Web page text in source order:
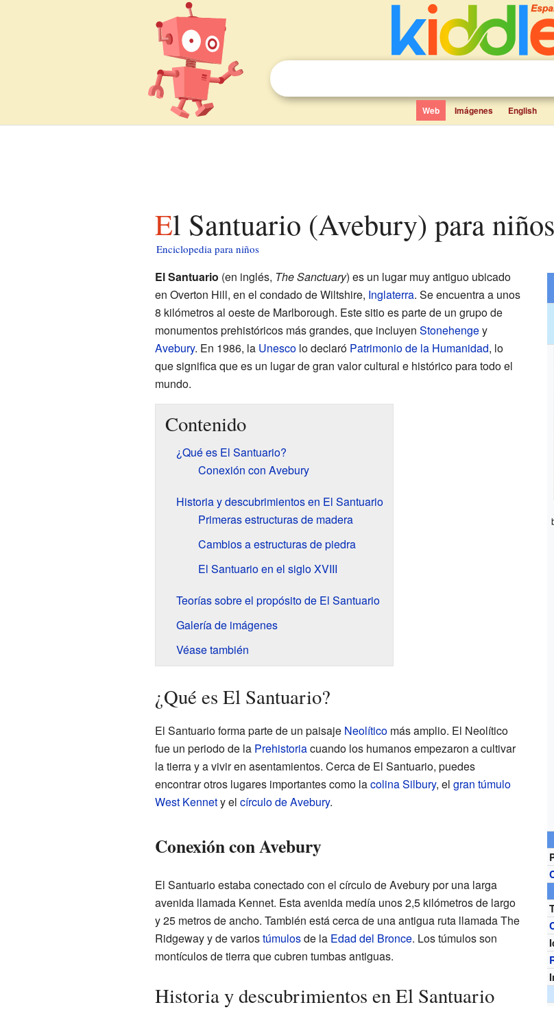
Web Imágenes English
El Santuario (Avebury) para niños
Enciclopedia para niños
El Santuario (en inglés, The Sanctuary) es un lugar muy antiguo ubicado
en Overton Hill, en el condado de Wiltshire, Inglaterra. Se encuentra a unos
8 kilómetros al oeste de Marlborough. Este sitio es parte de un grupo de
monumentos prehistóricos más grandes, que incluyen Stonehengey
Avebury. En 1986, la Unescolo declaró Patrimonio de la Humanidad, lo
que significa que es un lugar de gran valor cultural e histórico para todo el
mundo.
Contenido
¿Qué es El Santuario?
Conexión con Avebury
Historia y descubrimientos en El Santuario
Primeras estructuras de madera
Cambios a estructuras de piedra
El Santuario en el siglo XVIII
Teorías sobre el propósito de El Santuario
Galería de imágenes
Véase también
¿Qué es El Santuario?
El Santuario forma parte de un paisaje Neolíticomás amplio. El Neolítico
fue un periodo de la Prehistoriacuando los humanos empezaron a cultivar
la tierra y a vivir en asentamientos. Cerca de El Santuario, puedes
encontrar otros lugares importantes como lacolina Silbury, el gran túmulo
West Kennety el círculo de Avebury.
Conexión con Avebury
El Santuario estaba conectado con el círculo de Avebury por una larga
avenida llamada Kennet. Esta avenida medía unos 2,5 kilómetros de largo
y 25 metros de ancho. También está cerca de una antigua ruta llamada The
Ridgeway y de variostúmulosde la Edad del Bronce. Los túmulos son
montículos de tierra que cubren tumbas antiguas.
Historia y descubrimientos en El Santuario